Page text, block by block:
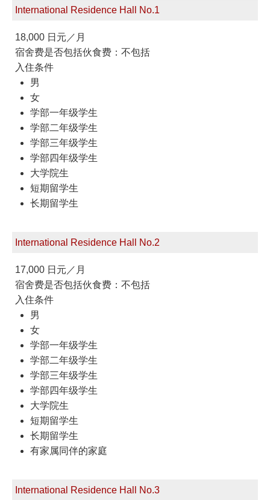
International Residence Hall No.1
18,000 日元／月
宿舍费是否包括伙食费：不包括
入住条件
男
女
学部一年级学生
学部二年级学生
学部三年级学生
学部四年级学生
大学院生
短期留学生
长期留学生
International Residence Hall No.2
17,000 日元／月
宿舍费是否包括伙食费：不包括
入住条件
男
女
学部一年级学生
学部二年级学生
学部三年级学生
学部四年级学生
大学院生
短期留学生
长期留学生
有家属同伴的家庭
International Residence Hall No.3